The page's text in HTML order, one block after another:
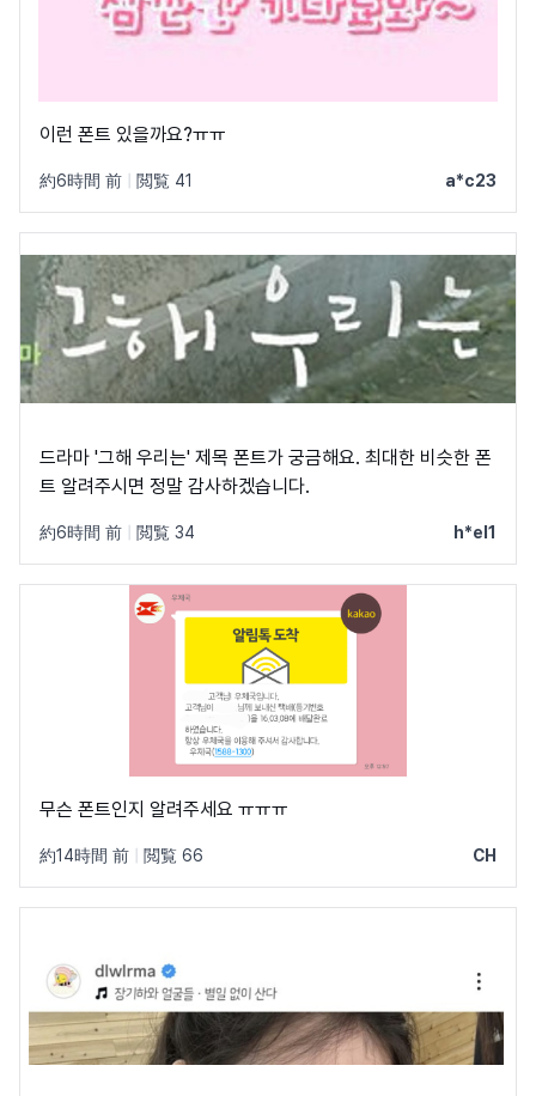
이런 폰트 있을까요?ㅠㅠ
約6時間 前 閲覧 41 a*c23
드라마 '그해 우리는' 제목 폰트가 궁금해요. 최대한 비슷한 폰
트 알려주시면 정말 감사하겠습니다.
約6時間 前 閲覧 34 h*el1
무슨 폰트인지 알려주세요 ㅠㅠㅠ
約14時間 前 閲覧 66 CH